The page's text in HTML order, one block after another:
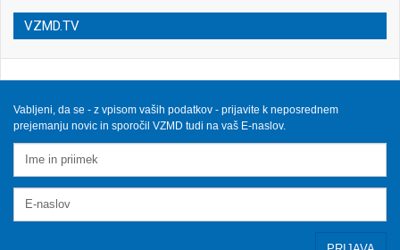
VZMD.TV
Vabljeni, da se - z vpisom vaših podatkov - prijavite k neposrednem
prejemanju novic in sporočil VZMD tudi na vaš E-naslov.